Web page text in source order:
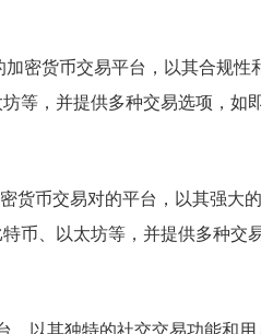
密货币交易平台，以其合规
等，并提供多种交易选项，如
货币交易对的平台，以其强大
币、以太坊等，并提供多种交
，以其独特的社交交易功能和